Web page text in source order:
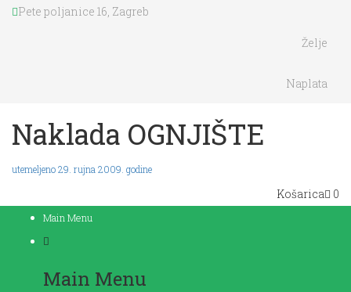
Pete poljanice 16, Zagreb
Želje
Naplata
Naklada OGNJIŠTE
utemeljeno 29. rujna 2009. godine
Košarica 0
Main Menu
Main Menu